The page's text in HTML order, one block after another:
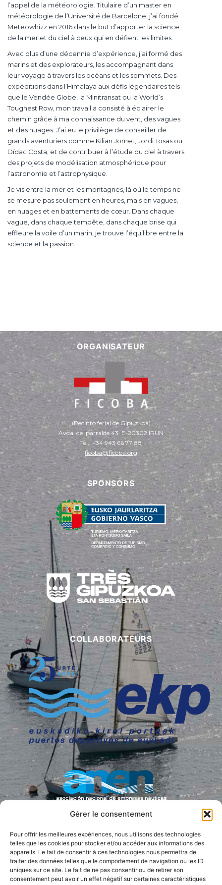
Gérer le consentement
Pour offrir les meilleures expériences, nous utilisons des technologies
telles que les cookies pour stocker et/ou accéder aux informations des
appareils. Le fait de consentir à ces technologies nous permettra de
traiter des données telles que le comportement de navigation ou les ID
uniques sur ce site. Le fait de ne pas consentir ou de retirer son
consentement peut avoir un effet négatif sur certaines caractéristiques
l’appel de la météorologie. Titulaire d’un master en
météorologie de l’Université de Barcelone, j’ai fondé
Meteowhizz en 2016 dans le but d’apporter la science
de la mer et du ciel à ceux qui en défient les limites.
Avec plus d’une décennie d’expérience, j’ai formé des
marins et des explorateurs, les accompagnant dans
leur voyage à travers les océans et les sommets. Des
expéditions dans l’Himalaya aux défis légendaires tels
que le Vendée Globe, la Minitransat ou la World’s
Toughest Row, mon travail a consisté à éclairer le
chemin grâce à ma connaissance du vent, des vagues
et des nuages. J’ai eu le privilège de conseiller de
grands aventuriers comme Kilian Jornet, Jordi Tosas ou
Dídac Costa, et de contribuer à l’étude du ciel à travers
des projets de modélisation atmosphérique pour
l’astronomie et l’astrophysique.
Je vis entre la mer et les montagnes, là où le temps ne
se mesure pas seulement en heures, mais en vagues,
en nuages et en battements de cœur. Dans chaque
vague, dans chaque tempête, dans chaque brise qui
effleure la voile d’un marin, je trouve l’équilibre entre la
science et la passion.
ORGANISATEUR
(Recinto ferial de Gipuzkoa)
Avda. de Iparralde 43. E-20302 IRUN
Tel.: +34 943 66 77 88
ficoba@ficoba.org
SPONSORS
COLLABORATEURS
PRESSE COLLABORATRICE